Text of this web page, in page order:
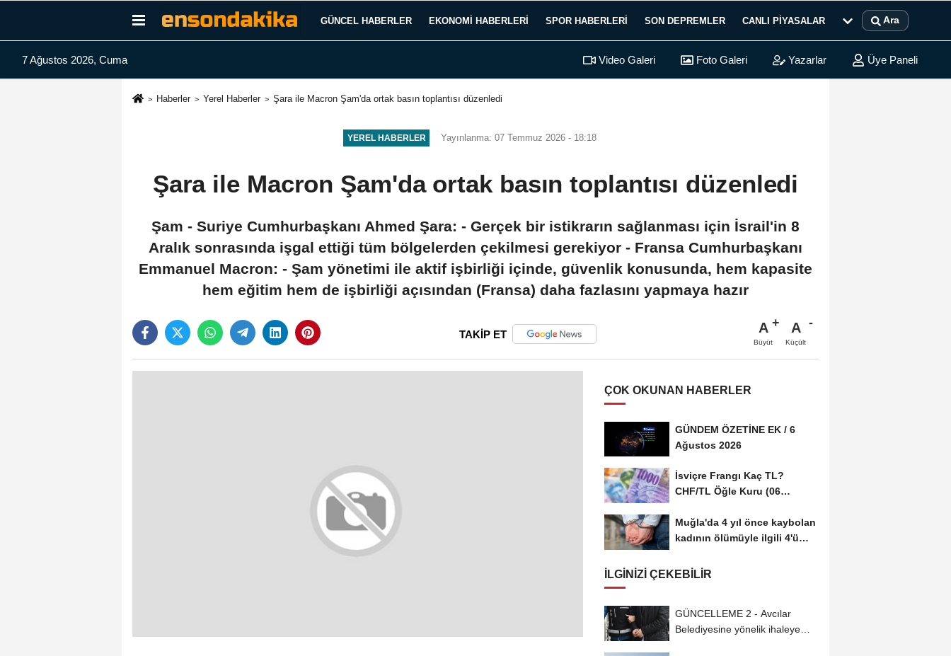
GÜNCEL HABERLER EKONOMI HABERLERI SPOR HABERLERI SON DEPREMLER CANLI PIYASALAR Ara
7 Ağustos 2026, Cuma Video Galeri Foto Galeri Yazarlar Üye Paneli
Haberler Yerel Haberler Şara ile Macron Şam'da ortak basın toplantısı düzenledi
YEREL HABERLER Yayınlanma: 07 Temmuz 2026 - 18:18
Şara ile Macron Şam'da ortak basın toplantısı düzenledi
Şam - Suriye Cumhurbaşkanı Ahmed Şara: - Gerçek bir istikrarın sağlanması için İsrail'in 8
Aralık sonrasında işgal ettiği tüm bölgelerden çekilmesi gerekiyor - Fransa Cumhurbaşkanı
Emmanuel Macron: - Şam yönetimi ile aktif işbirliği içinde, güvenlik konusunda, hem kapasite
hem eğitim hem de işbirliği açısından (Fransa) daha fazlasını yapmaya hazır
TAKİP ET A
Büyüt
A
Küçült
ÇOK OKUNAN HABERLER
GÜNDEM ÖZETİNE EK / 6
Ağustos 2026
İsviçre Frangı Kaç TL?
CHF/TL Öğle Kuru (06
Muğla'da 4 yıl önce kaybolan
kadının ölümüyle ilgili 4'ü
İLGINIZI ÇEKEBILIR
GÜNCELLEME 2 - Avcılar
Belediyesine yönelik ihaleye